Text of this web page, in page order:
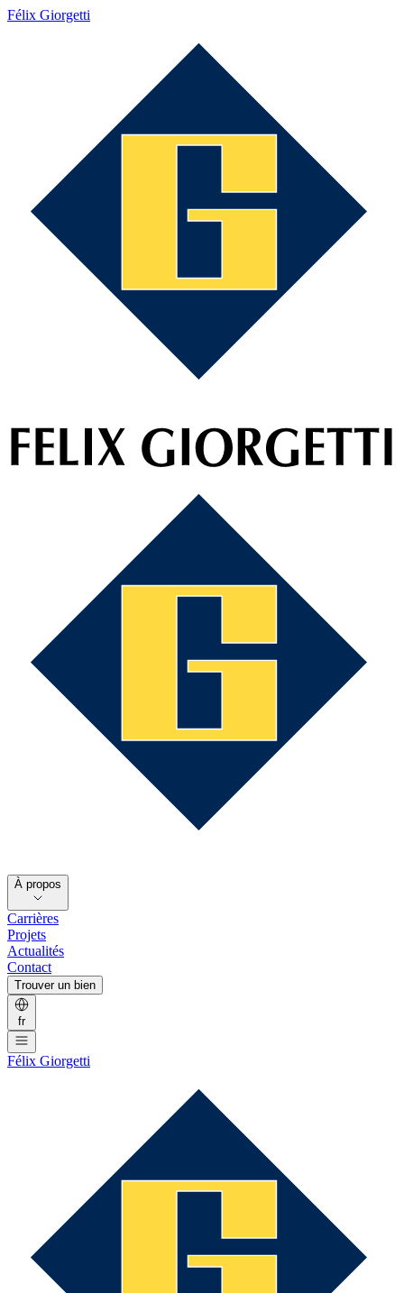
Félix Giorgetti
À propos
Carrières
Projets
Actualités
Contact
Trouver un bien
fr
Félix Giorgetti